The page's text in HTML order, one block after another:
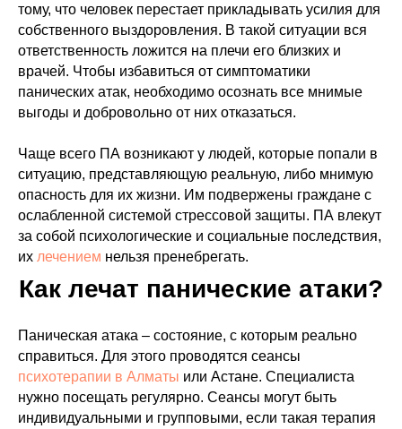
тому, что человек перестает прикладывать усилия для
собственного выздоровления. В такой ситуации вся
ответственность ложится на плечи его близких и
врачей. Чтобы избавиться от симптоматики
панических атак, необходимо осознать все мнимые
выгоды и добровольно от них отказаться.
Чаще всего ПА возникают у людей, которые попали в
ситуацию, представляющую реальную, либо мнимую
опасность для их жизни. Им подвержены граждане с
ослабленной системой стрессовой защиты. ПА влекут
за собой психологические и социальные последствия,
их лечением нельзя пренебрегать.
Как лечат панические атаки?
Паническая атака – состояние, с которым реально
справиться. Для этого проводятся сеансы
психотерапии в Алматы или Астане. Специалиста
нужно посещать регулярно. Сеансы могут быть
индивидуальными и групповыми, если такая терапия